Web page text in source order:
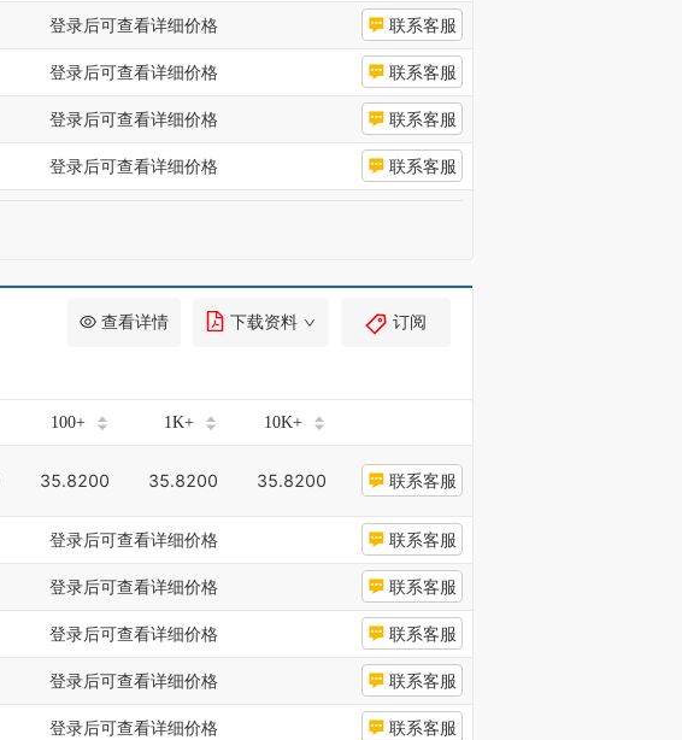
登录后可查看详细价格 联系客服
登录后可查看详细价格 联系客服
登录后可查看详细价格 联系客服
登录后可查看详细价格 联系客服
查看详情 下载资料 订阅
100+ 1K+ 10K+
35.8200 35.8200 35.8200 联系客服
登录后可查看详细价格 联系客服
登录后可查看详细价格 联系客服
登录后可查看详细价格 联系客服
登录后可查看详细价格 联系客服
登录后可查看详细价格 联系客服